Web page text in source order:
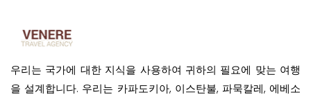
우리는 국가에 대한 지식을 사용하여 귀하의 필요에 맞는 여행
을 설계합니다. 우리는 카파도키아, 이스탄불, 파묵칼레, 에베소